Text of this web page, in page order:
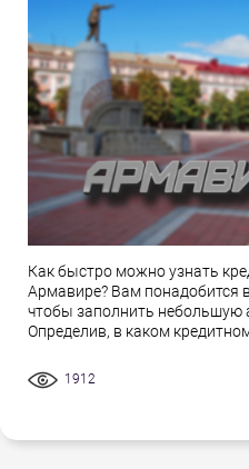
Как быстро можно узнать
Армавире? Вам понадобится
чтобы заполнить небольшую
Определив, в каком
1912